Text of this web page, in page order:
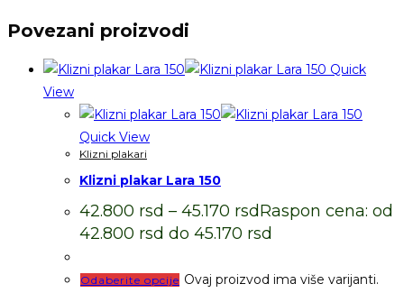
Povezani proizvodi
Quick
View
Quick View
Klizni plakari
Klizni plakar Lara 150
42.800 rsd – 45.170 rsdRaspon cena: od
42.800 rsd do 45.170 rsd
Odaberite opcije Ovaj proizvod ima više varijanti.